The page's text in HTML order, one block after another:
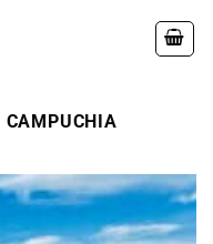
CAMPUCHIA